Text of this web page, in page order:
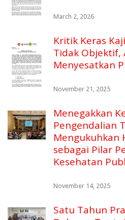
March 2, 2026
Kritik Keras
Tidak Objektif,
Menyesatkan
November 21, 2025
Menegakkan
Pengendalian
Mengukuhkan
sebagai Pilar
Kesehatan
November 14, 2025
Satu Tahun